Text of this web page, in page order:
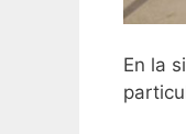
En la